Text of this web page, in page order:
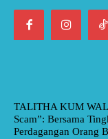
TALITHA KUM
Scam”: Bersama
Perdagangan Orang